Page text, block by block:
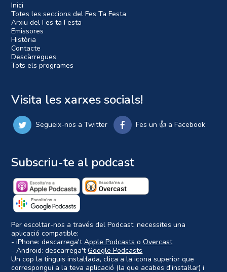
Inici
Totes les seccions del Fes Ta Festa
Arxiu del Fes ta Festa
Emissores
Història
Contacte
Descàrregues
Tots els programes
Visita les xarxes socials!
Segueix-nos a Twitter Fes un 👍 a Facebook
Subscriu-te al podcast
Per escoltar-nos a través del Podcast, necessites una
aplicació compatible:
- iPhone: descarrega'tApple Podcasts oOvercast
- Android: descarrega'tGoogle Podcasts
Un cop la tinguis instal·lada, clica a la icona superior que
correspongui a la teva aplicació (la que acabes d'instal·lar) i